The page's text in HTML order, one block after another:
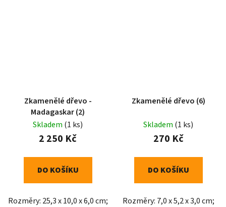
Zkamenělé dřevo -
Madagaskar (2)
Skladem (1 ks)
2 250 Kč
DO KOŠÍKU
Rozměry: 25,3 x 10,0 x 6,0 cm;
Zkamenělé dřevo (6)
Skladem (1 ks)
270 Kč
DO KOŠÍKU
Rozměry: 7,0 x 5,2 x 3,0 cm;